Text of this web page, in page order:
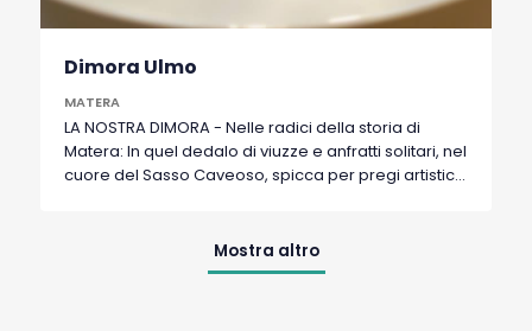
Dimora Ulmo
MATERA
LA NOSTRA DIMORA - Nelle radici della storia di
Matera: In quel dedalo di viuzze e anfratti solitari, nel
cuore del Sasso Caveoso, spicca per pregi artistici
ripidamente, attraverso un arco, Piazza del Sedile a
via Buoni. Scendendo sulla destra non si può non
Mostra altro